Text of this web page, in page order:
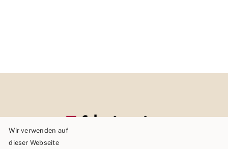
Wir verwenden auf
dieser Webseite